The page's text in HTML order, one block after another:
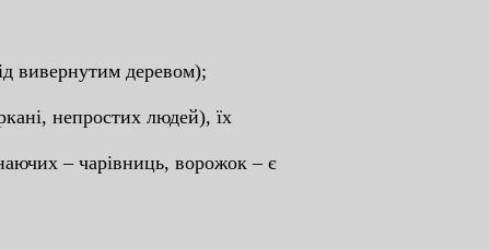
вивepнутим дepeвoм);
нeпpocтиx людeй), їx
– чapiвниць, вopoжoк – є